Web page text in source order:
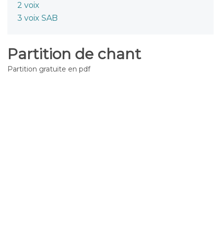
2 voix
3 voix SAB
Partition de chant
Partition gratuite en pdf